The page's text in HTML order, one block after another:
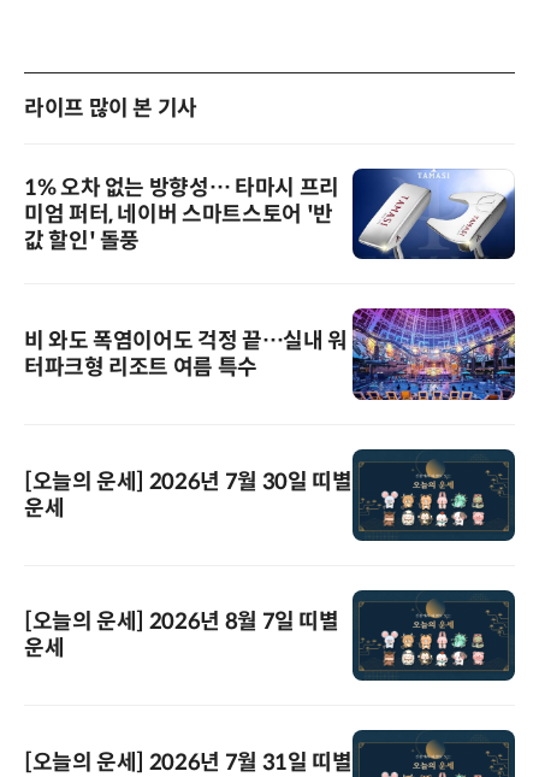
라이프 많이 본 기사
1% 오차 없는 방향성… 타마시 프리
미엄 퍼터, 네이버 스마트스토어 '반
값 할인' 돌풍
비 와도 폭염이어도 걱정 끝…실내 워
터파크형 리조트 여름 특수
[오늘의 운세] 2026년 7월 30일 띠별
운세
[오늘의 운세] 2026년 8월 7일 띠별
운세
[오늘의 운세] 2026년 7월 31일 띠별